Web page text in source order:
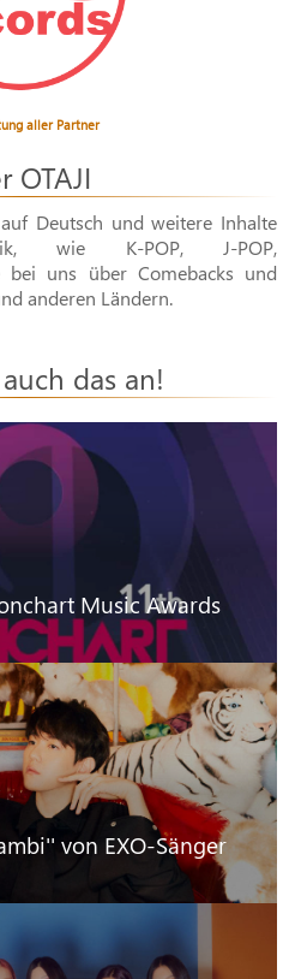
aller Partner
OTAJI
Deutsch und weitere Inhalte
wie K-POP, J-POP,
bei uns über Comebacks und
anderen Ländern.
das an!
Music Awards
von EXO-Sänger